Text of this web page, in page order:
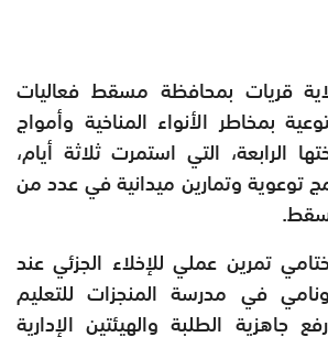
قريات بمحافظة مسقط فعاليات
بمخاطر الأنواء المناخية وأمواج
الرابعة، التي استمرت ثلاثة أيام،
توعوية وتمارين ميدانية في عدد من
تمرين عملي للإخلاء الجزئي عند
في مدرسة المنجزات للتعليم
جاهزية الطلبة والهيئتين الإدارية